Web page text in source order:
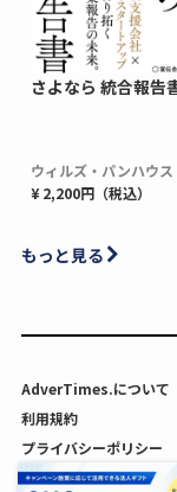
さよなら 統合報告
ウィルズ・パンハウス
¥ 2,200円（税込）
もっと見る
AdverTimes.について
利用規約
プライバシーポリシー
利用者情報の外部送信